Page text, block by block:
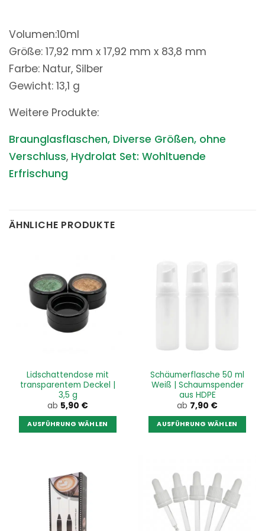
Volumen:10ml
Größe: 17,92 mm x 17,92 mm x 83,8 mm
Farbe: Natur, Silber
Gewicht: 13,1 g
Weitere Produkte:
Braunglasflaschen, Diverse Größen, ohne
Verschluss, Hydrolat Set: Wohltuende
Erfrischung
ÄHNLICHE PRODUKTE
Lidschattendose mit
transparentem Deckel |
3,5 g
ab 5,90 €
AUSFÜHRUNG WÄHLEN
mehrere
Varianten
auf.
Die
Optionen
Schäumerflasche 50 ml
Weiß | Schaumspender
aus HDPE
ab 7,90 €
AUSFÜHRUNG WÄHLEN
mehrere
Varianten
auf.
Optionen